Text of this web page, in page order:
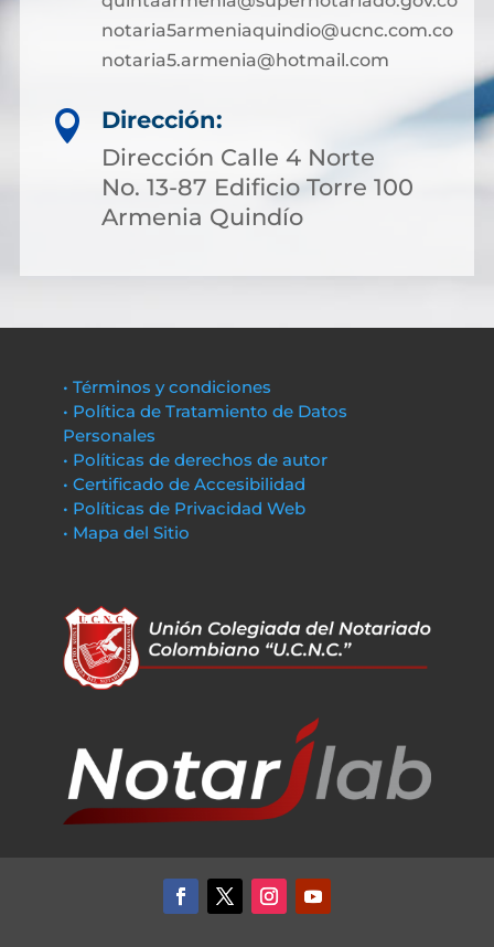
notaria5armeniaquindio@ucnc.com.co
notaria5.armenia@hotmail.com

Dirección:
Dirección Calle 4 Norte
No. 13-87 Edificio Torre 100
Armenia Quindío
• Términos y condiciones
• Política de Tratamiento de Datos
Personales
• Políticas de derechos de autor
• Certificado de Accesibilidad
• Políticas de Privacidad Web
• Mapa del Sitio